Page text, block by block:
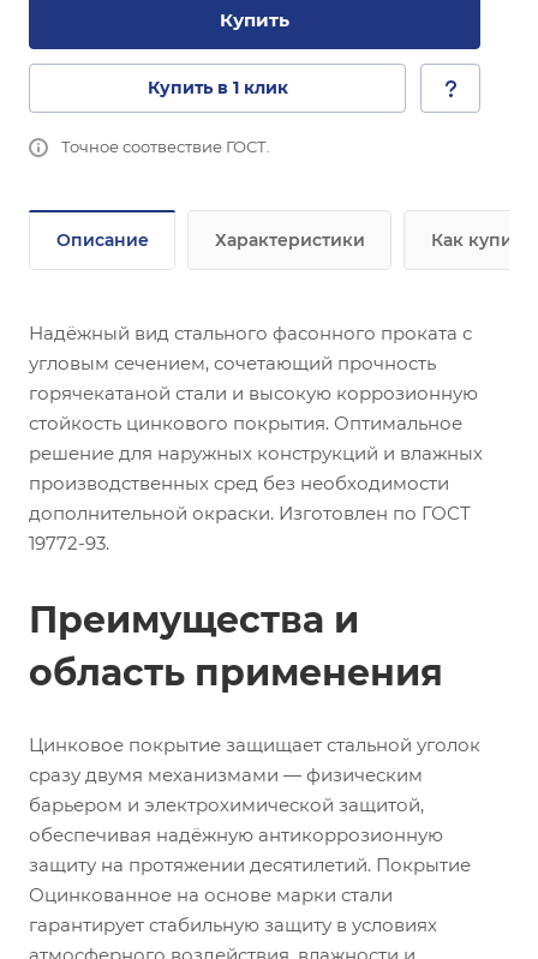
Купить
Купить в 1 клик
Точное соотвествие ГОСТ.
Описание Характеристики Как купить
Надёжный вид стального фасонного проката с
угловым сечением, сочетающий прочность
горячекатаной стали и высокую коррозионную
стойкость цинкового покрытия. Оптимальное
решение для наружных конструкций и влажных
производственных сред без необходимости
дополнительной окраски. Изготовлен по ГОСТ
19772-93.
Преимущества и
область применения
Цинковое покрытие защищает стальной уголок
сразу двумя механизмами — физическим
барьером и электрохимической защитой,
обеспечивая надёжную антикоррозионную
защиту на протяжении десятилетий. Покрытие
Оцинкованное на основе марки стали
гарантирует стабильную защиту в условиях